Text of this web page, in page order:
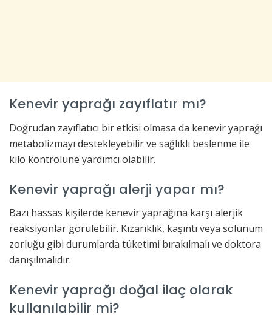
Kenevir yaprağı zayıflatır mı?
Doğrudan zayıflatıcı bir etkisi olmasa da kenevir yaprağı
metabolizmayı destekleyebilir ve sağlıklı beslenme ile
kilo kontrolüne yardımcı olabilir.
Kenevir yaprağı alerji yapar mı?
Bazı hassas kişilerde kenevir yaprağına karşı alerjik
reaksiyonlar görülebilir. Kızarıklık, kaşıntı veya solunum
zorluğu gibi durumlarda tüketimi bırakılmalı ve doktora
danışılmalıdır.
Kenevir yaprağı doğal ilaç olarak
kullanılabilir mi?